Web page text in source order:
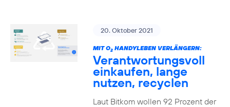
20. Oktober 2021
MIT O2HANDYLEBEN VERLÄNGERN:
Verantwortungsvoll
einkaufen, lange
nutzen, recyclen
Laut Bitkom wollen 92 Prozent der